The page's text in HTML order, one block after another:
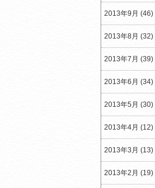
2013年9月 (46)
2013年8月 (32)
2013年7月 (39)
2013年6月 (34)
2013年5月 (30)
2013年4月 (12)
2013年3月 (13)
2013年2月 (19)